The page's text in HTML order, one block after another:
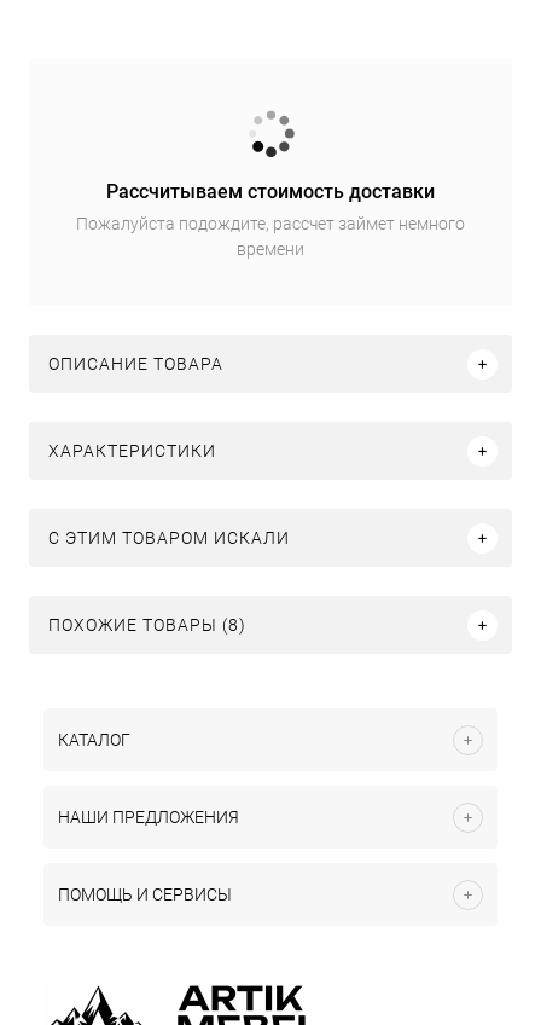
Рассчитываем стоимость доставки
Пожалуйста подождите, рассчет займет немного
времени
ОПИСАНИЕ ТОВАРА
ХАРАКТЕРИСТИКИ
C ЭТИМ ТОВАРОМ ИСКАЛИ
ПОХОЖИЕ ТОВАРЫ (8)
КАТАЛОГ
НАШИ ПРЕДЛОЖЕНИЯ
ПОМОЩЬ И СЕРВИСЫ